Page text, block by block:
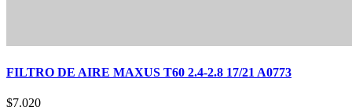
FILTRO DE AIRE MAXUS T60 2.4-2.8 17/21 A0773
$7.020